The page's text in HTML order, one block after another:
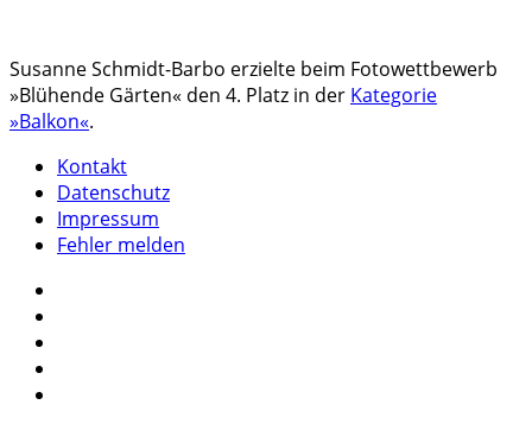
Susanne Schmidt-Barbo erzielte beim Fotowettbewerb
»Blühende Gärten« den 4. Platz in der Kategorie
»Balkon«.
Kontakt
Datenschutz
Impressum
Fehler melden